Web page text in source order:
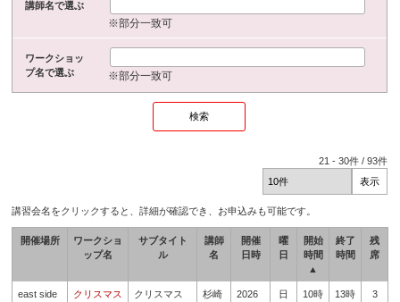
講師名で選ぶ
※部分一致可
ワークショッ
プ名で選ぶ
※部分一致可
21 -30件 /93件
講習会名をクリックすると、詳細が確認でき、お申込みも可能です。
開催場所
ワークショ
ップ名
サブタイト
ル
講師
名
開催
日時
曜
日
開始
時間
▲
終了
時間
残
席
east side
クリスマス
クリスマス
杉崎
2026
日
10時
13時
3